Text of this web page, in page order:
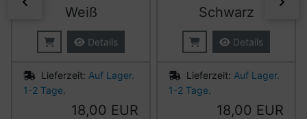
Weiß
Details
Lieferzeit: Auf Lager.
1-2 Tage.
18,00 EUR
Schwarz
Details
Lieferzeit: Auf Lager.
1-2 Tage.
18,00 EUR